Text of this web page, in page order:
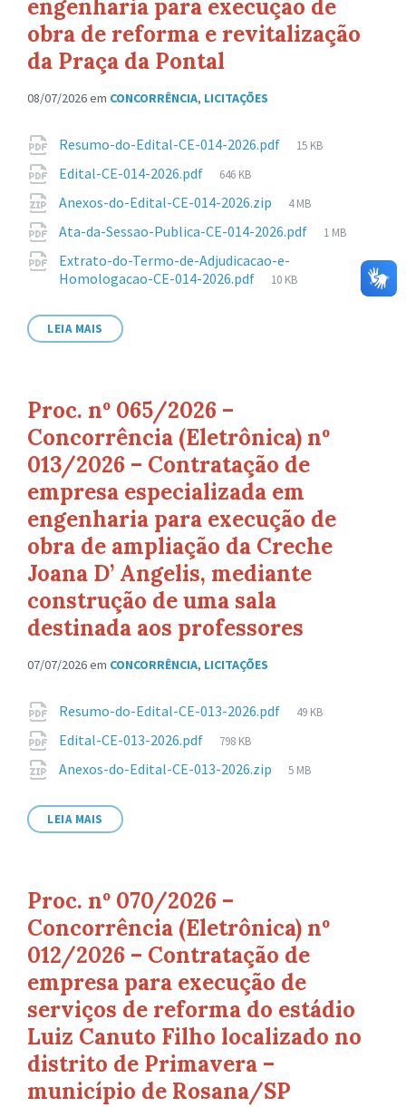
engenharia para execução de
obra de reforma e revitalização
da Praça da Pontal
08/07/2026em CONCORRÊNCIA, LICITAÇÕES
Anexos
Resumo-do-Edital-CE-014-2026.pdf
Tamanho
15 KB
Edital-CE-014-2026.pdf
Tamanho
arquivo:
646 KB
Anexos-do-Edital-CE-014-2026.zip
Tamanho
arquivo:
4 MB
Ata-da-Sessao-Publica-CE-014-2026.pdf
Tamanho
arquivo:
1 MB
Extrato-do-Termo-de-Adjudicacao-e-
Homologacao-CE-014-2026.pdf
Tamanho
10 KB
LEIA MAIS
Proc. nº 065/2026 –
Concorrência (Eletrônica) nº
013/2026 – Contratação de
empresa especializada em
engenharia para execução de
obra de ampliação da Creche
Joana D’ Angelis, mediante
construção de uma sala
destinada aos professores
07/07/2026em CONCORRÊNCIA, LICITAÇÕES
Anexos
Resumo-do-Edital-CE-013-2026.pdf
Tamanho
49 KB
Edital-CE-013-2026.pdf
Tamanho
arquivo:
798 KB
Anexos-do-Edital-CE-013-2026.zip
Tamanho
5 MB
LEIA MAIS
Proc. nº 070/2026 –
Concorrência (Eletrônica) nº
012/2026 – Contratação de
empresa para execução de
serviços de reforma do estádio
Luiz Canuto Filho localizado no
distrito de Primavera –
município de Rosana/SP